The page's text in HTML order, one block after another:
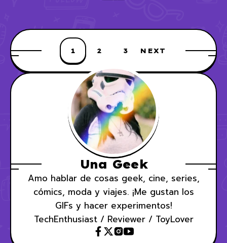
1 2 3 NEXT
Una Geek
Amo hablar de cosas geek, cine, series,
cómics, moda y viajes. ¡Me gustan los
GIFs y hacer experimentos!
TechEnthusiast / Reviewer / ToyLover